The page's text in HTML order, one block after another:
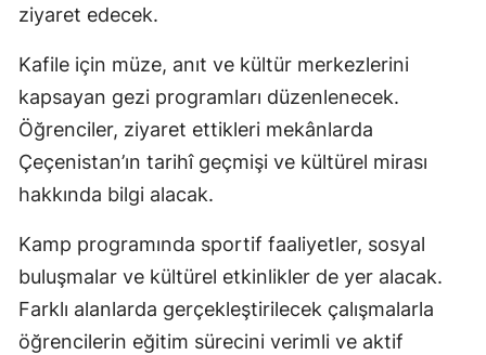
ziyaret edecek.
Kafile için müze, anıt ve kültür merkezlerini
kapsayan gezi programları düzenlenecek.
Öğrenciler, ziyaret ettikleri mekânlarda
Çeçenistan’ın tarihî geçmişi ve kültürel mirası
hakkında bilgi alacak.
Kamp programında sportif faaliyetler, sosyal
buluşmalar ve kültürel etkinlikler de yer alacak.
Farklı alanlarda gerçekleştirilecek çalışmalarla
öğrencilerin eğitim sürecini verimli ve aktif